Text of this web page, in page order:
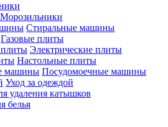
Морозильники
Стиральные машины
Газовые плиты
Электрические плиты
Настольные плиты
Посудомоечные машины
Уход за одеждой
удаления катышков
белья